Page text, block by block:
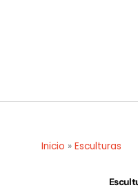
Inicio » Esculturas